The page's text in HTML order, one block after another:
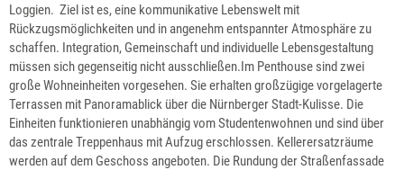
Loggien. Ziel ist es, eine kommunikative Lebenswelt mit
Rückzugsmöglichkeiten und in angenehm entspannter Atmosphäre zu
schaffen. Integration, Gemeinschaft und individuelle Lebensgestaltung
müssen sich gegenseitig nicht ausschließen.Im Penthouse sind zwei
große Wohneinheiten vorgesehen. Sie erhalten großzügige vorgelagerte
Terrassen mit Panoramablick über die Nürnberger Stadt-Kulisse. Die
Einheiten funktionieren unabhängig vom Studentenwohnen und sind über
das zentrale Treppenhaus mit Aufzug erschlossen. Kellerersatzräume
werden auf dem Geschoss angeboten. Die Rundung der Straßenfassade